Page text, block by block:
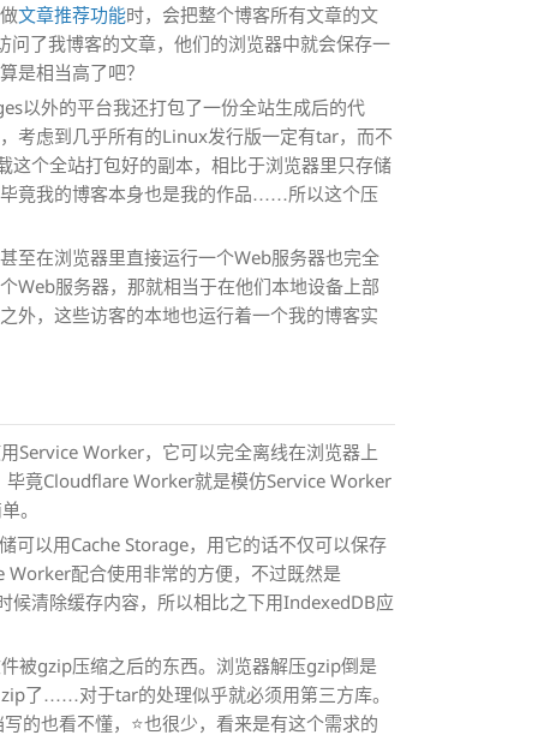
文章推荐功能时，会把整个博客所有文章的文
了我博客的文章，他们的浏览器中就会保存一
是相当高了吧？
以外的平台我还打包了一份全站生成后的代
考虑到几乎所有的Linux发行版一定有tar，而不
个全站打包好的副本，相比于浏览器里只存储
竟我的博客本身也是我的作品……所以这个压
至在浏览器里直接运行一个Web服务器也完全
Web服务器，那就相当于在他们本地设备上部
外，这些访客的本地也运行着一个我的博客实
Service Worker，它可以完全离线在浏览器上
竟Cloudflare Worker就是模仿Service Worker
。
可以用Cache Storage，用它的话不仅可以保存
配合使用非常的方便，不过既然是
候清除缓存内容，所以相比之下用IndexedDB应
被gzip压缩之后的东西。浏览器解压gzip倒是
了……对于tar的处理似乎就必须用第三方库。
的也看不懂，⭐️也很少，看来是有这个需求的